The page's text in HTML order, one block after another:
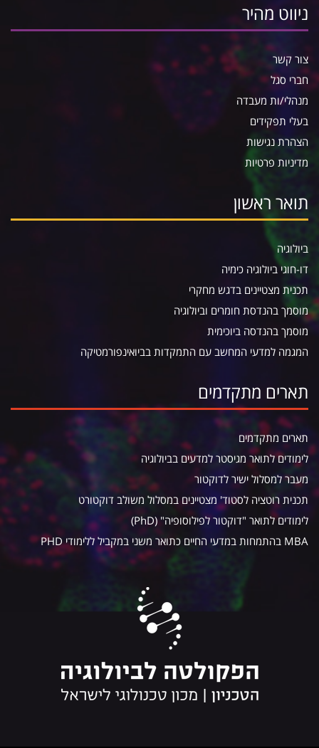
ניווט מהיר
צור קשר
חברי סגל
מנהלי/ות מעבדה
בעלי תפקידים
הצהרת נגישות
מדיניות פרטיות
תואר ראשון
ביולוגיה
דו-חוגי ביולוגיה כימיה
תכנית מצטיינים בדגש מחקרי
מוסמך בהנדסת חומרים וביולוגיה
מוסמך בהנדסה ביוכימית
המגמה למדעי המחשב עם התמקדות בביואינפורמטיקה
תארים מתקדמים
תארים מתקדמים
לימודים לתואר מגיסטר למדעים בביולוגיה
מעבר למסלול ישיר לדוקטור
תכנית רוטציה לסטוד' מצטיינים במסלול משולב דוקטורט
לימודים לתואר "דוקטור לפילוסופיה" (PhD)
MBA בהתמחות במדעי החיים כתואר משני במקביל ללימודי PHD